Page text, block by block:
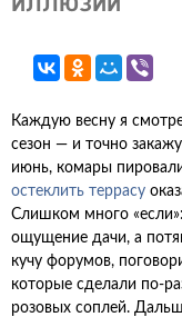
Каждую весну я
сезон — и точно
июнь, комары
остеклить террасу
Слишком много
ощущение дачи, а
кучу форумов,
которые сделали по-
розовых соплей.